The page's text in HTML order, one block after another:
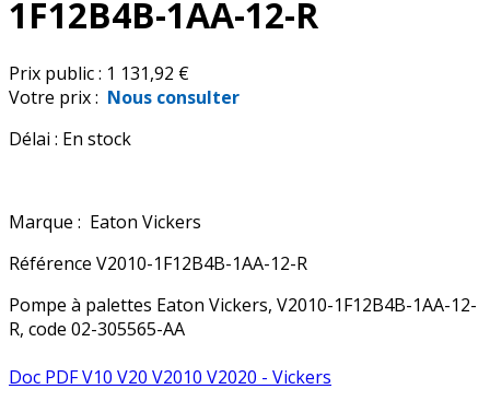
1F12B4B-1AA-12-R
Prix public : 1 131,92 €
Votre prix : Nous consulter
Délai : En stock
Marque : Eaton Vickers
Référence V2010-1F12B4B-1AA-12-R
Pompe à palettes Eaton Vickers, V2010-1F12B4B-1AA-12-
R, code 02-305565-AA
Doc PDF V10 V20 V2010 V2020 - Vickers